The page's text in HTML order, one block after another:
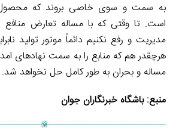
به سمت و سوی خاصی بروند که محصول
است. تا وقتی که با مساله‌ تعارض منافع
مدیریت و رفع نکنیم دائماً موتور تولید
هرچقدر هم که منابع را به سمت نهاد‌های
مساله و بحران به طور کامل حل نخواهد شد.
منبع:باشگاه خبرنگاران جوان